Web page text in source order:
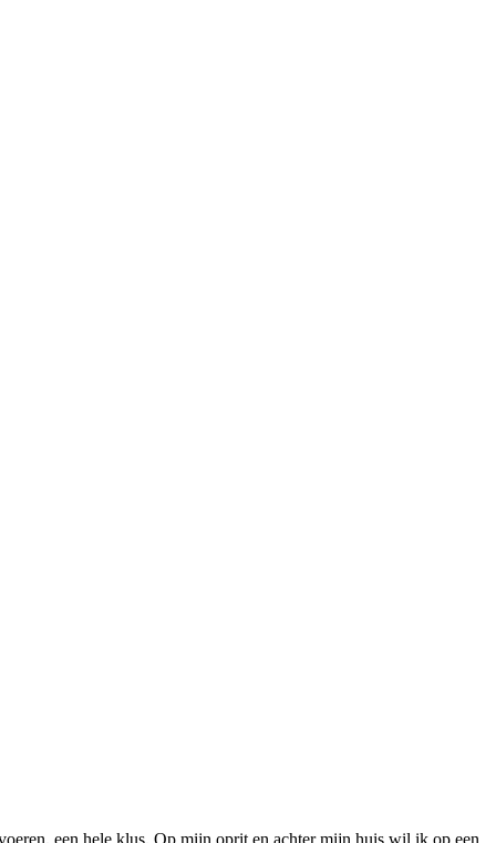
een hele klus. Op mijn oprit en achter mijn huis wil ik op een